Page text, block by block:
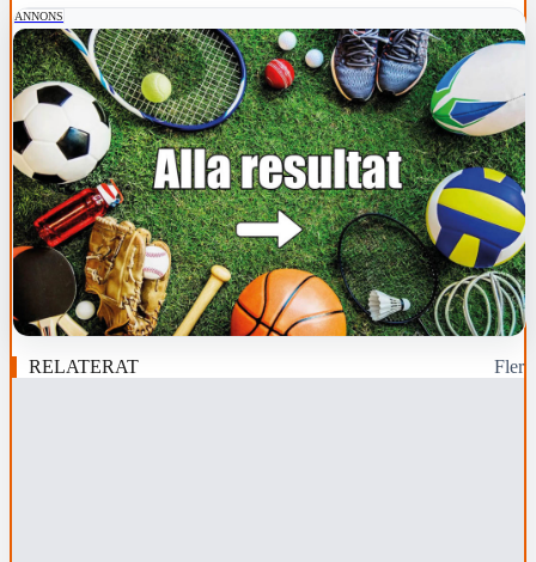
ANNONS
RELATERAT Fler